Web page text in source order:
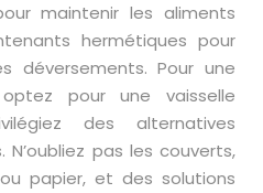
maintenir les aliments
hermétiques pour
déversements. Pour une
pour une vaisselle
des alternatives
pas les couverts,
papier, et des solutions